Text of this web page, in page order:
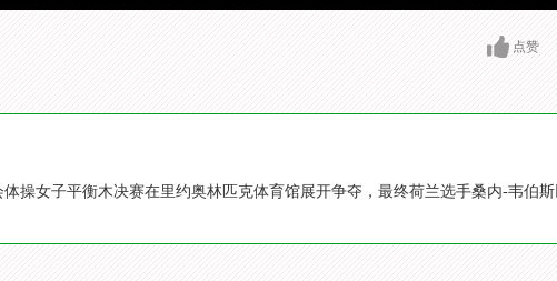
点赞
操女子平衡木决赛在里约奥林匹克体育馆展开争夺，最终荷兰选手桑内-韦伯斯